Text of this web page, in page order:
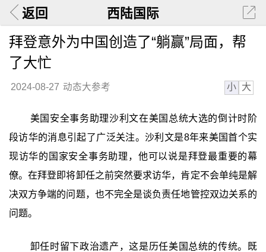
返回 西陆国际
拜登意外为中国创造了“躺赢”局面，帮
了大忙
2024-08-27 动态大参考 小 大
美国安全事务助理沙利文在美国总统大选的倒计时阶
段访华的消息引起了广泛关注。沙利文是8年来美国首个实
现访华的国家安全事务助理，他可以说是拜登最重要的幕
僚。在拜登即将卸任之前突然要求访华，肯定不会单纯是解
决双方争端的问题，也不完全是谈负责任地管控双边关系的
问题。
卸任时留下政治遗产，这是历任美国总统的传统。既